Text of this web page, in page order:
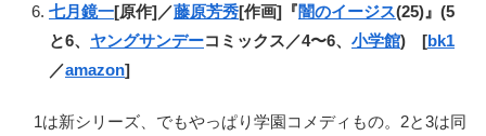
七月鏡一[原作]／藤原芳秀[作画]『闇のイージス(25)』(5
と6、 ヤングサンデーコミックス／4〜6、 小学館) [bk1
／amazon]
1は新シリーズ、でもやっぱり学園コメディもの。2と3は同